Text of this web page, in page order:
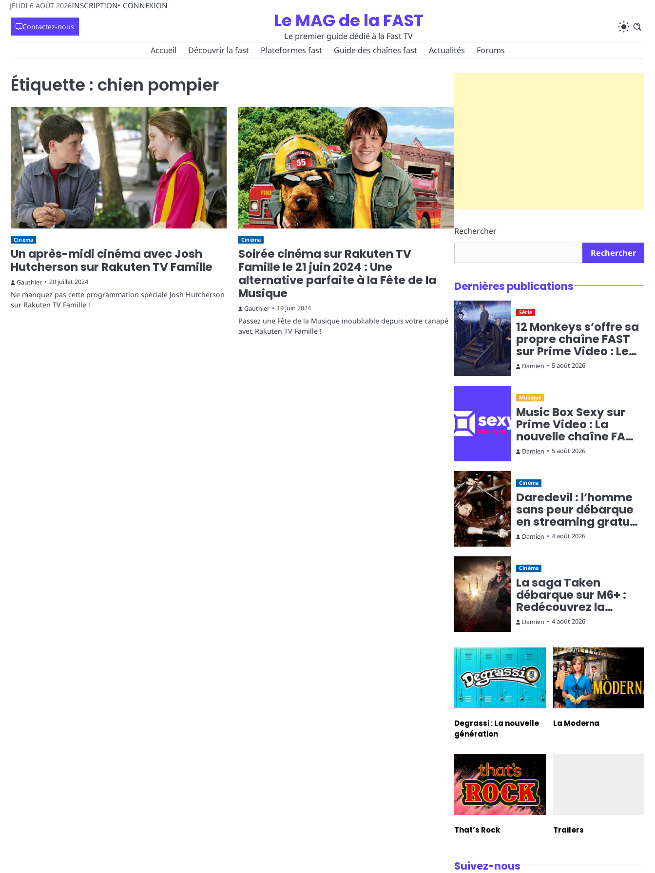
Skip
content
JEUDI 6 AOÛT 2026INSCRIPTION CONNEXION
Contactez-nous Le MAG de la FAST
Le premier guide dédié à la Fast TV
Accueil
Découvrir la fast Plateformes fast Guide des chaînes fast Actualités Forums
Étiquette : chien pompier
Cinéma
Un après-midi cinéma avec Josh
Hutcherson sur Rakuten TV Famille
Gauthier 20 juillet 2024
Ne manquez pas cette programmation spéciale Josh Hutcherson
sur Rakuten TV Famille !
Cinéma
Soirée cinéma sur Rakuten TV
Famille le 21 juin 2024 : Une
alternative parfaite à la Fête de la
Musique
Gauthier 19 juin 2024
Passez une Fête de la Musique inoubliable depuis votre canapé
avec Rakuten TV Famille !
Rechercher
Rechercher
Dernières publications
Série
12 Monkeys s’offre sa
propre chaîne FAST
sur Prime Video : Le
voyage temporel en
Damien 5 août 2026
Musique
Music Box Sexy sur
Prime Video : La
nouvelle chaîne FAST
qui fait monter la
Damien 5 août 2026
Cinéma
Daredevil : l’homme
sans peur débarque
en streaming gratuit
sur Rakuten TV
Damien 4 août 2026
Cinéma
La saga Taken
débarque sur M6+ :
Redécouvrez la
trilogie d’action
gratuit
Damien 4 août 2026
Degrassi : La nouvelle
génération
La Moderna
That’s Rock Trailers
Suivez-nous